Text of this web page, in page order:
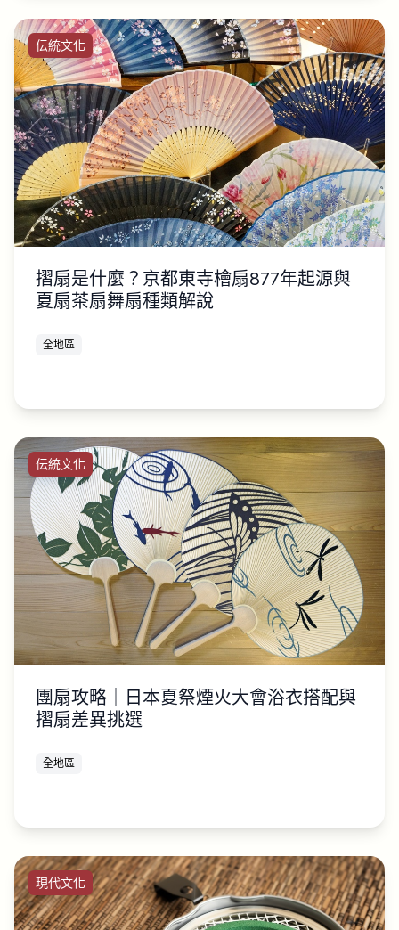
伝統文化
摺扇是什麼？京都東寺檜扇877年起源與
夏扇茶扇舞扇種類解說
全地區
伝統文化
團扇攻略｜日本夏祭煙火大會浴衣搭配與
摺扇差異挑選
全地區
現代文化